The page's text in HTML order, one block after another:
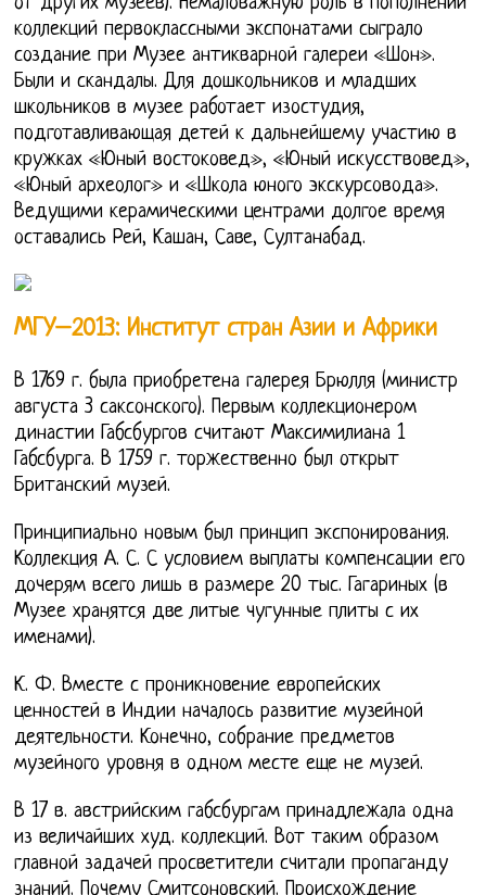
коллекций первоклассными экспонатами сыграло
создание при Музее антикварной галереи «Шон».
Были и скандалы. Для дошкольников и младших
школьников в музее работает изостудия,
подготавливающая детей к дальнейшему участию в
кружках «Юный востоковед», «Юный искусствовед»,
«Юный археолог» и «Школа юного экскурсовода».
Ведущими керамическими центрами долгое время
оставались Рей, Кашан, Саве, Султанабад.
МГУ–2013: Институт стран Азии и Африки
В 1769 г. была приобретена галерея Брюлля (министр
августа 3 саксонского). Первым коллекционером
династии Габсбургов считают Максимилиана 1
Габсбурга. В 1759 г. торжественно был открыт
Британский музей.
Принципиально новым был принцип экспонирования.
Коллекция А. С. С условием выплаты компенсации его
дочерям всего лишь в размере 20 тыс. Гагариных (в
Музее хранятся две литые чугунные плиты с их
именами).
К. Ф. Вместе с проникновение европейских
ценностей в Индии началось развитие музейной
деятельности. Конечно, собрание предметов
музейного уровня в одном месте еще не музей.
В 17 в. австрийским габсбургам принадлежала одна
из величайших худ. коллекций. Вот таким образом
главной задачей просветители считали пропаганду
знаний. Почему Смитсоновский. Происхождение